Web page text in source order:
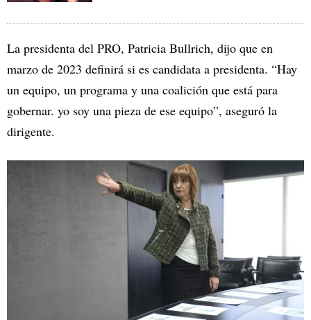
La presidenta del PRO, Patricia Bullrich, dijo que en
marzo de 2023 definirá si es candidata a presidenta. “Hay
un equipo, un programa y una coalición que está para
gobernar. yo soy una pieza de ese equipo”, aseguró la
dirigente.